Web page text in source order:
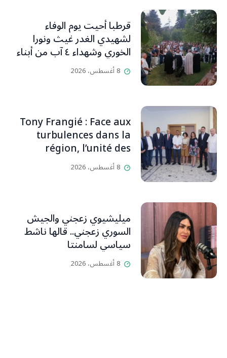
قرطبا أحيت يوم الوفاء
لشهيدي الغدر غيث ونورا
الخوري وشهداء ٤ آب من أبناء
البلدة.. كارين الخوري افرام: لقد
كان بيتنا، بوجود والدي، ينبض
إقفاله لكنه لم يستطع لأنه
بيت رسالة وتاريخ وإيمان وقيم
مستمرة (صور وVideo)
8 أغسطس، 2026
Tony Frangié : Face aux
turbulences dans la
région, l’unité des
Libanais est primordiale
L’OLJ / Par Scarlett
8 أغسطس، 2026
ميليشيوي زعجني والجيش
السوري زعجني.. قالها ناشط
سياسي لسامنتا
8 أغسطس، 2026